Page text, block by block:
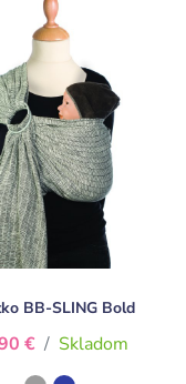
BB-SLING Bold
€ / Skladom